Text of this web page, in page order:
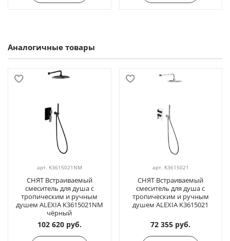
Аналогичные товары
арт. K3615021NM
СНЯТ Встраиваемый
смеситель для душа с
тропическим и ручным
душем ALEXIA K3615021NM
чёрный
102 620 руб.
арт. K3615021
СНЯТ Встраиваемый
смеситель для душа с
тропическим и ручным
душем ALEXIA K3615021
72 355 руб.